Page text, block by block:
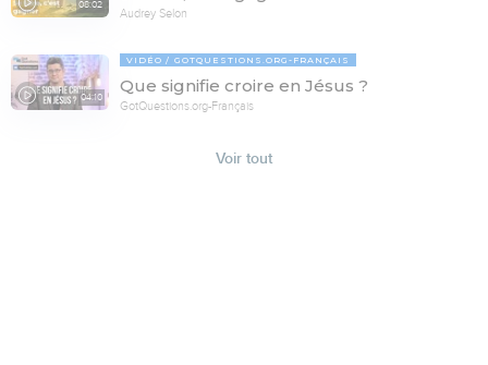
08:02
Audrey Selon
04:10
VIDÉO GOTQUESTIONS.ORG-FRANÇAIS
Que signifie croire en Jésus ?
GotQuestions.org-Français
Voir tout